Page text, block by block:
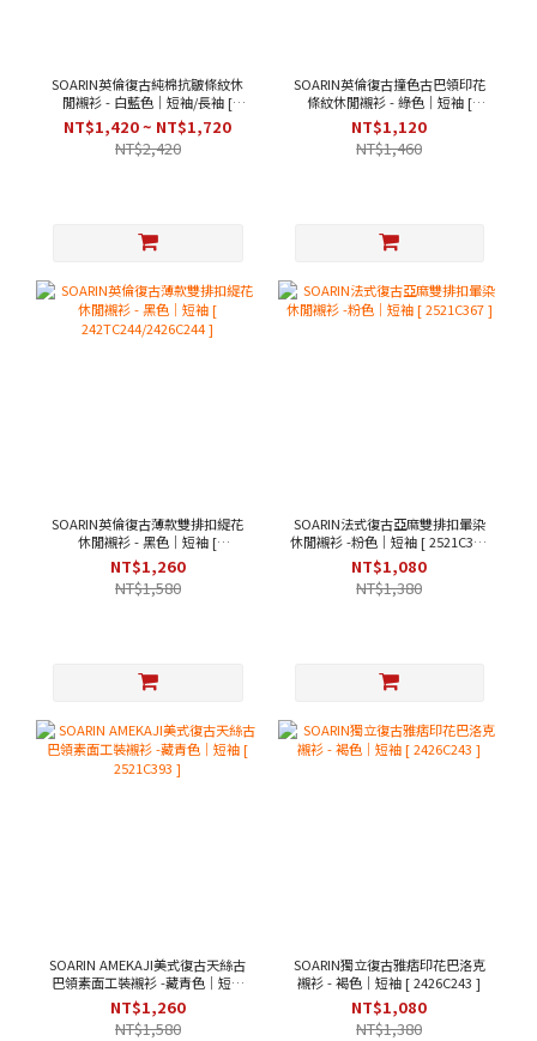
SOARIN英倫復古純棉抗皺條紋休
閒襯衫 - 白藍色｜短袖/長袖 [
212C438/212C438-1 ]
NT$1,420 ~ NT$1,720
NT$2,420
SOARIN英倫復古撞色古巴領印花
條紋休閒襯衫 - 綠色｜短袖 [
2426C282 ]
NT$1,120
NT$1,460
SOARIN英倫復古薄款雙排扣緹花
休閒襯衫 - 黑色｜短袖 [
242TC244/2426C244 ]
NT$1,260
NT$1,580
SOARIN法式復古亞麻雙排扣暈染
休閒襯衫 -粉色｜短袖 [ 2521C367
]
NT$1,080
NT$1,380
SOARIN AMEKAJI美式復古天絲古
巴領素面工裝襯衫 -藏青色｜短袖
[ 2521C393 ]
NT$1,260
NT$1,580
SOARIN獨立復古雅痞印花巴洛克
襯衫 - 褐色｜短袖 [ 2426C243 ]
NT$1,080
NT$1,380